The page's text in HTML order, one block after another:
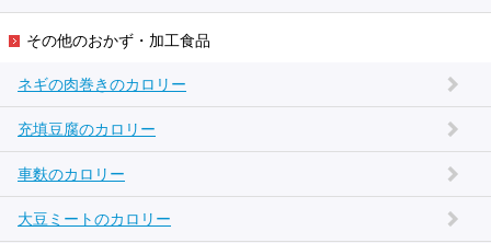
その他のおかず・加工食品
ネギの肉巻きのカロリー
充填豆腐のカロリー
車麩のカロリー
大豆ミートのカロリー